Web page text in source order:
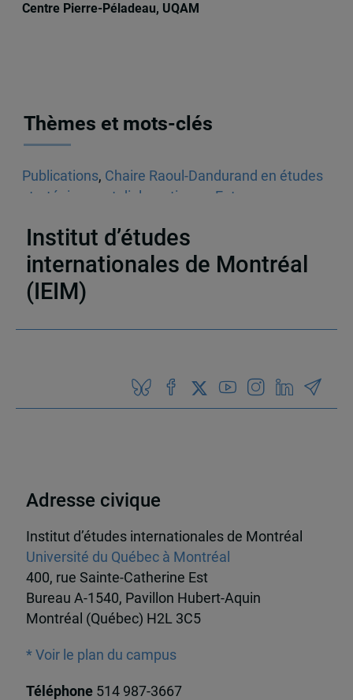
Centre Pierre-Péladeau, UQAM
Thèmes et mots-clés
Publications, Chaire Raoul-Dandurand en études
stratégiques et diplomatiques
Entrevues
Institut d’études
internationales de Montréal
(IEIM)
Adresse civique
Institut d’études internationales de Montréal
Université du Québec à Montréal
400, rue Sainte-Catherine Est
Bureau A-1540, Pavillon Hubert-Aquin
Montréal (Québec) H2L 3C5
* Voir le plan du campus
Téléphone 514 987-3667